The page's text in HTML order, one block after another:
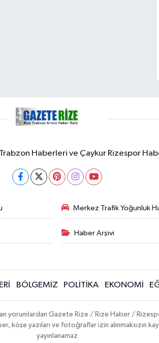
Haberleri ve Çaykur Rizespor
Merkez Trafik Yoğunluk
Haber Arşivi
BÖLGEMİZ POLİTİKA EKONOMİ
yorumlardan Gazete Rize / Rize Haber /
köşe yazıları ve fotoğraflar izin alınmaksızın
yayınlanamaz